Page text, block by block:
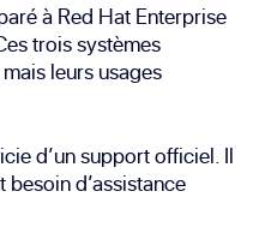
à Red Hat Enterprise
trois systèmes
leurs usages
d’un support officiel. Il
d’assistance